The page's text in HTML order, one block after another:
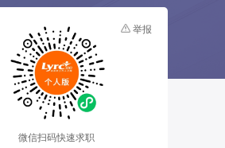
微信扫码快速求职
举报